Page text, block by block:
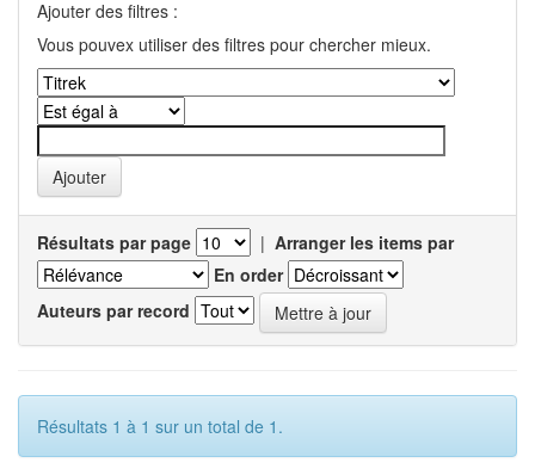
Ajouter des filtres :
Vous pouvex utiliser des filtres pour chercher mieux.
Résultats par page | Arranger les items par
En order
Auteurs par record
Résultats 1 à 1 sur un total de 1.